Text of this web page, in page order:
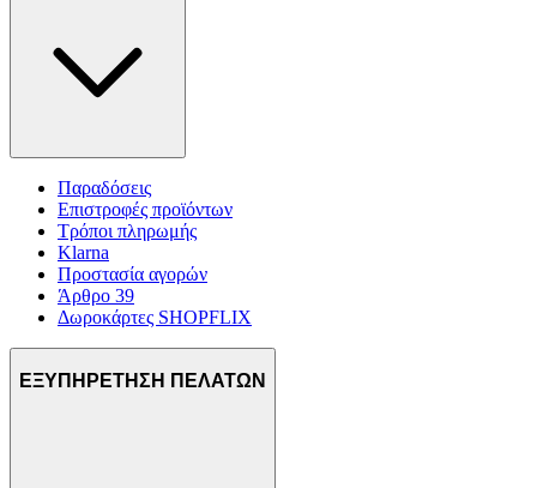
Παραδόσεις
Επιστροφές προϊόντων
Τρόποι πληρωμής
Klarna
Προστασία αγορών
Άρθρο 39
Δωροκάρτες SHOPFLIX
ΕΞΥΠΗΡΕΤΗΣΗ ΠΕΛΑΤΩΝ